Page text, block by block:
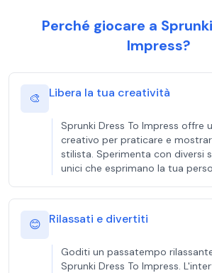
Perché giocare a
Impress?
🎨 Libera la tua creatività
Sprunki Dress To Impress offre
creativo per praticare e
stilista. Sperimenta con diversi
unici che esprimano la tua
😊 Rilassati e divertiti
Goditi un passatempo
Sprunki Dress To Impress.